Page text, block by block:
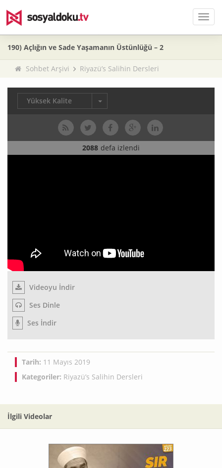
Menü
190) Açlığın ve Sade Yaşamanın Üstünlüğü – 2
Sohbet Arşivi Riyazü’s Salihin Dersleri
Yüksek Kalite
2088 defa izlendi
Videoyu İndir
Ses Dinle
Ses İndir
Tarih: 11 Mayıs 2019
Kategoriler: Riyazü’s Salihin Dersleri
İlgili Videolar